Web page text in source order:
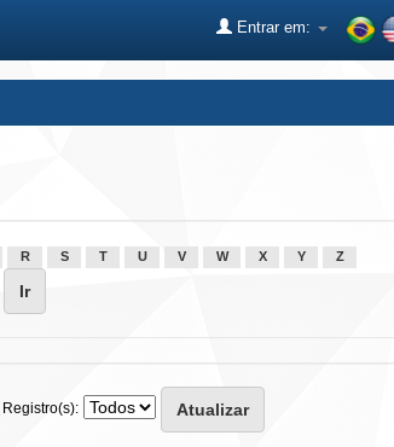
Entrar em:
R S T U V W X Y Z
Registro(s):